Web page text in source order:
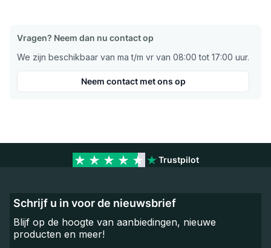
Vragen? Neem dan nu contact op
We zijn beschikbaar van ma t/m vr van 08:00 tot 17:00 uur.
Neem contact met ons op
Trustpilot
Schrijf u in voor de nieuwsbrief
Blijf op de hoogte van aanbiedingen, nieuwe
producten en meer!